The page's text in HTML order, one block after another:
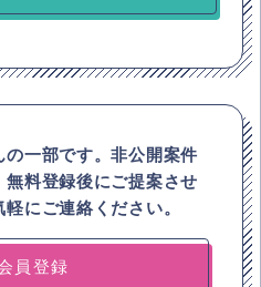
一部です。非公開案件
無料登録後にご提案させ
にご連絡ください。
員登録